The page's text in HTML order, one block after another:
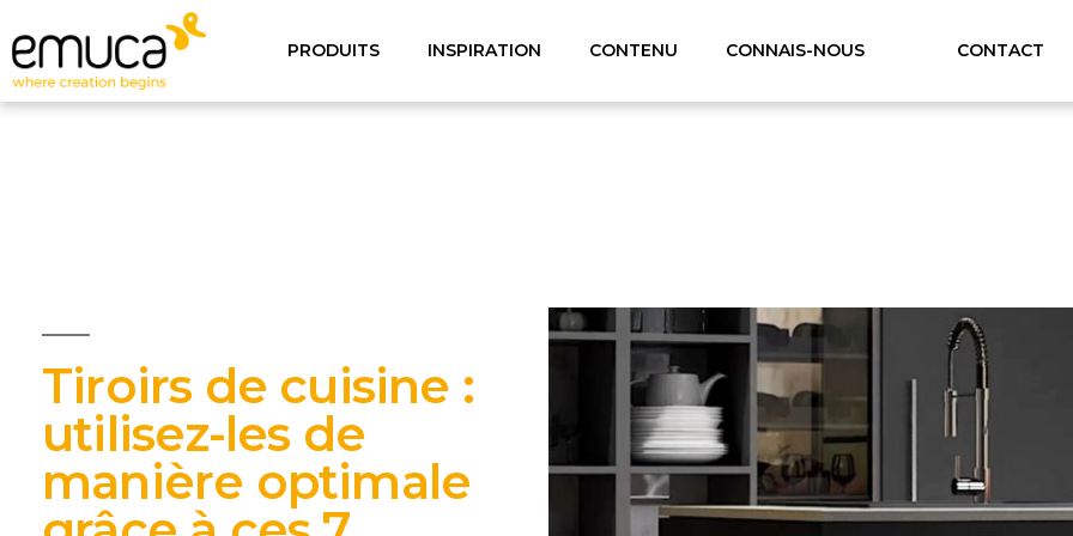
PRODUITS INSPIRATION CONTENU CONNAIS-NOUS CONTACT
Tiroirs de cuisine :
utilisez-les de
manière optimale